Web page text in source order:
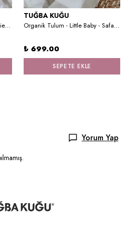
Organik Tulum - Blue Royal Series - Ö Harfi
TUĞBA KUĞU
Organik Tulum - Little Baby - Safari Dreams
₺ 699.00
SEPETE EKLE
Yorum Yap